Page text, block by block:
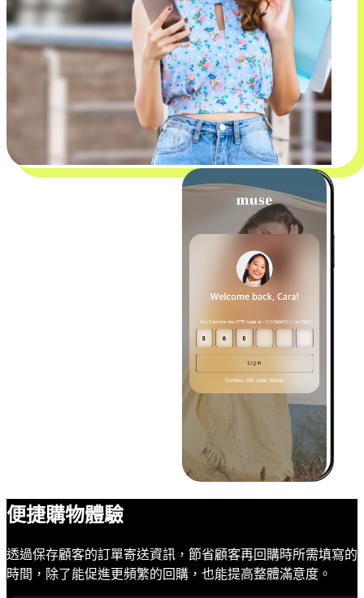
便捷購物體驗
透過保存顧客的訂單寄送資訊，節省顧客再回購時所需填寫的
時間，除了能促進更頻繁的回購，也能提高整體滿意度。